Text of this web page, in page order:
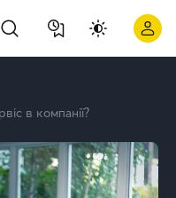
в компанії?
Kyivstar Business Hub